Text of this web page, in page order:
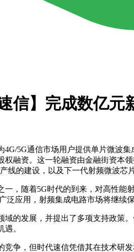
信】完成数亿元
5G通信市场用户提供单片微波
融资。这一轮融资由金融街资
线的建设，以及下一代射频微波
随着5G时代的到来，对高性能
应用，射频集成电路市场将继续保
的发展，并提出了多项支持政策
。
，但时代速信凭借其在技术研